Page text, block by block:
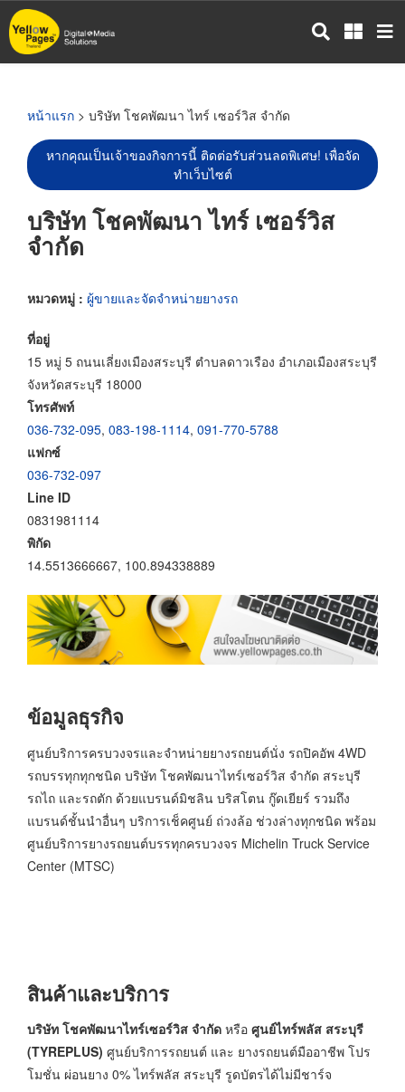
ข้าม
ไป
หน้าแรก > บริษัท โชคพัฒนา ไทร์ เซอร์วิส จำกัด
หากคุณเป็นเจ้าของกิจการนี้ ติดต่อรับส่วนลดพิเศษ! เพื่อจัด
ทำเว็บไซต์
บริษัท โชคพัฒนา ไทร์ เซอร์วิส
จำกัด
หมวดหมู่ : ผู้ขายและจัดจำหน่ายยางรถ
ที่อยู่
15 หมู่ 5 ถนนเลี่ยงเมืองสระบุรี ตำบลดาวเรือง อำเภอเมืองสระบุรี
จังหวัดสระบุรี 18000
โทรศัพท์
036-732-095, 083-198-1114, 091-770-5788
แฟกซ์
036-732-097
Line ID
0831981114
พิกัด
14.5513666667, 100.894338889
ข้อมูลธุรกิจ
ศูนย์บริการครบวงจรและจำหน่ายยางรถยนต์นั่ง รถปิคอัพ 4WD
รถบรรทุกทุกชนิด บริษัท โชคพัฒนาไทร์เซอร์วิส จำกัด สระบุรี
รถไถ และรถตัก ด้วยแบรนด์มิชลิน บริสโตน กู๊ดเยียร์ รวมถึง
แบรนด์ชั้นนำอื่นๆ บริการเช็คศูนย์ ถ่วงล้อ ช่วงล่างทุกชนิด พร้อม
ศูนย์บริการยางรถยนต์บรรทุกครบวงจร Michelin Truck Service
Center (MTSC)
สินค้าและบริการ
บริษัท โชคพัฒนาไทร์เซอร์วิส จำกัด หรือ ศูนย์ไทร์พลัส สระบุรี
(TYREPLUS) ศูนย์บริการรถยนต์ และ ยางรถยนต์มืออาชีพ โปร
โมชั่น ผ่อนยาง 0% ไทร์พลัส สระบุรี รูดบัตรได้ไม่มีชาร์จ